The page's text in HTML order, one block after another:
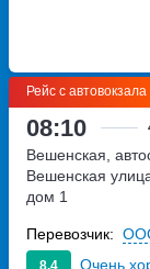
Рейс с автовокзала
08:10
Вешенская,
Вешенская
дом 1
8.4 Очень
Перевозчик: